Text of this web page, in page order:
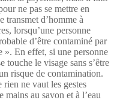
ne pas se mettre en
transmet d’homme à
lorsqu’une personne
d’être contaminé par
». En effet, si une personne
le visage sans s’être
risque de contamination.
rien ne vaut les gestes
mains au savon et à l’eau